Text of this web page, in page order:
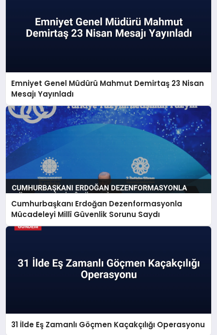
Emniyet Genel Müdürü Mahmut Demirtaş 23 Nisan
Mesajı Yayınladı
Cumhurbaşkanı Erdoğan Dezenformasyonla
Mücadeleyi Millî Güvenlik Sorunu Saydı
31 İlde Eş Zamanlı Göçmen Kaçakçılığı Operasyonu